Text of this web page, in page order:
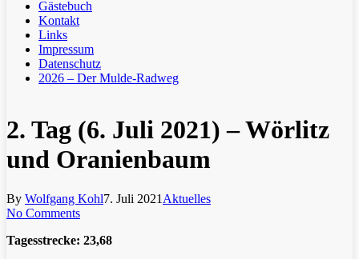
Gästebuch
Kontakt
Links
Impressum
Datenschutz
2026 – Der Mulde-Radweg
2. Tag (6. Juli 2021) – Wörlitz
und Oranienbaum
By Wolfgang Kohl7. Juli 2021 Aktuelles
No Comments
Tagesstrecke: 23,68